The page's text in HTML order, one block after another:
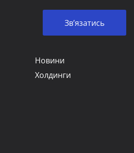
Зв’язатись
Новини
Холдинги